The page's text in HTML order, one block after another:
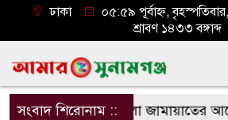
ঢাকা
০৫:৫৯ পূর্বাহ্ন,
শ্রাবণ ১৪৩৩ বঙ্গাব্দ
সংবাদ শিরোনাম ::
ছাতক উপজেলা জামায়াতের